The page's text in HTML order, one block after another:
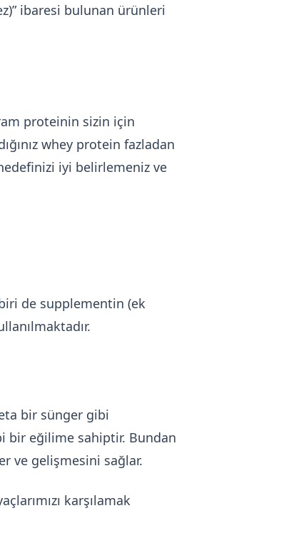
ibaresi bulunan ürünleri
proteinin sizin için
whey protein fazladan
iyi belirlemeniz ve
de supplementin (ek
bir sünger gibi
bir eğilime sahiptir. Bundan
ve gelişmesini sağlar.
karşılamak